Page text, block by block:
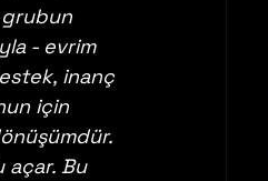
grubun
- evrim
inanç
için
açar. Bu